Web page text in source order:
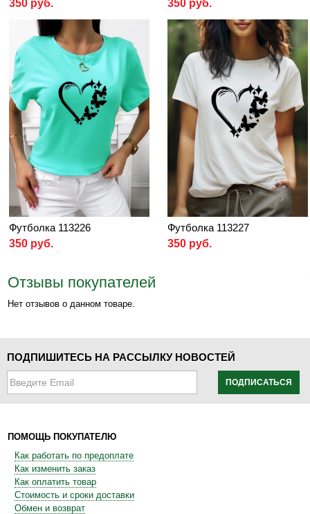
350 руб.
350 руб.
Футболка 113226
350 руб.
Футболка 113227
350 руб.
Отзывы покупателей
Нет отзывов о данном товаре.
ПОДПИШИТЕСЬ НА РАССЫЛКУ НОВОСТЕЙ
ПОДПИСАТЬСЯ
ПОМОЩЬ ПОКУПАТЕЛЮ
Как работать по предоплате
Как изменить заказ
Как оплатить товар
Стоимость и сроки доставки
Обмен и возврат